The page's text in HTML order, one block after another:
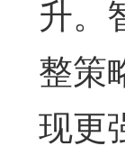
升。
整策
现更